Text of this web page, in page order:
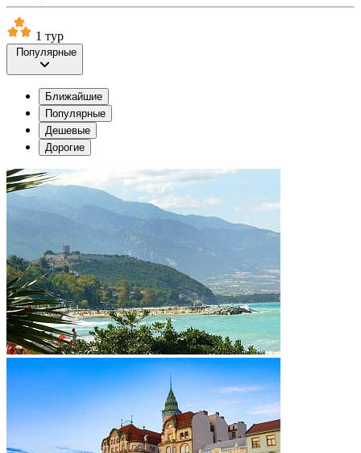
1 тур
Популярные
Ближайшие
Популярные
Дешевые
Дорогие